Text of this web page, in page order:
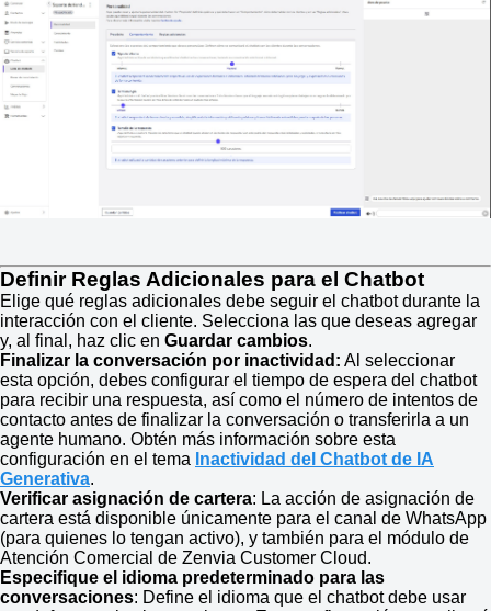
Definir Reglas Adicionales para el Chatbot
Elige qué reglas adicionales debe seguir el chatbot durante la
interacción con el cliente. Selecciona las que deseas agregar
y, al final, haz clic en Guardar cambios.
Finalizar la conversación por inactividad: Al seleccionar
esta opción, debes configurar el tiempo de espera del chatbot
para recibir una respuesta, así como el número de intentos de
contacto antes de finalizar la conversación o transferirla a un
agente humano. Obtén más información sobre esta
configuración en el tema Inactividad del Chatbot de IA
Generativa.
Verificar asignación de cartera: La acción de asignación de
cartera está disponible únicamente para el canal de WhatsApp
(para quienes lo tengan activo), y también para el módulo de
Atención Comercial de Zenvia Customer Cloud.
Especifique el idioma predeterminado para las
conversaciones: Define el idioma que el chatbot debe usar